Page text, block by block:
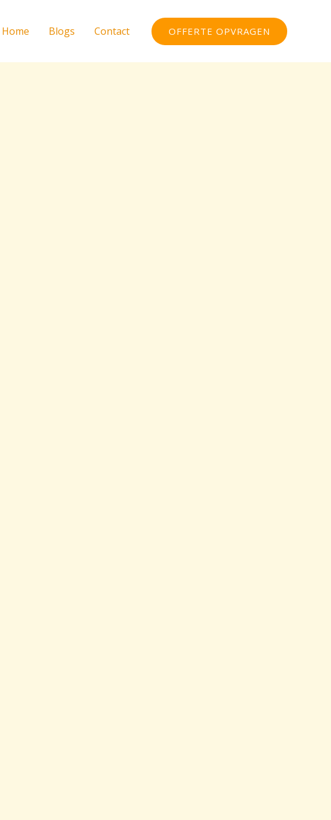
Home Blogs Contact OFFERTE OPVRAGEN